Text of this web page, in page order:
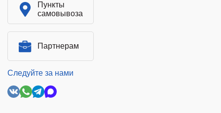
Пункты
самовывоза
Партнерам
Следуйте за нами